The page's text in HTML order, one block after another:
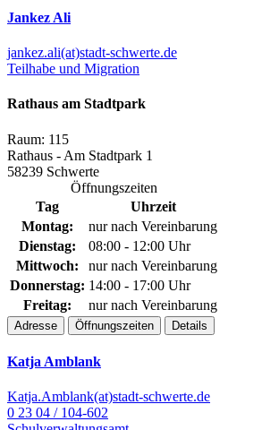
Jankez Ali
jankez.ali(at)stadt-schwerte.de
Teilhabe und Migration
Rathaus am Stadtpark
Raum: 115
Rathaus - Am Stadtpark 1
58239 Schwerte
Öffnungszeiten
Tag
Uhrzeit
Montag:
nur nach Vereinbarung
Dienstag:
08:00 - 12:00 Uhr
Mittwoch:
nur nach Vereinbarung
Donnerstag: 14:00 - 17:00 Uhr
Freitag:
nur nach Vereinbarung
Adresse Öffnungszeiten Details
Katja Amblank
Katja.Amblank(at)stadt-schwerte.de
0 23 04 / 104-602